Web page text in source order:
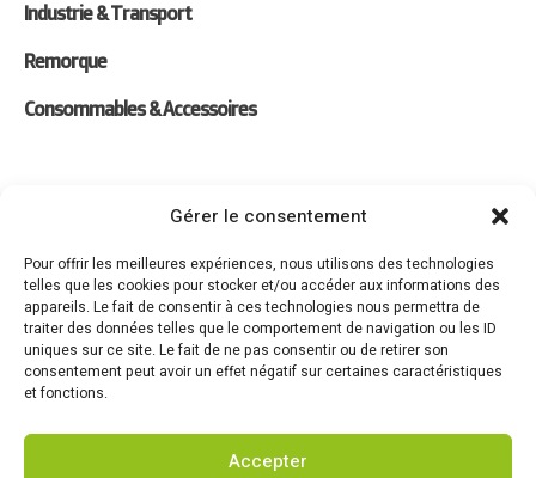
Gérer le consentement
Pour offrir les meilleures expériences, nous utilisons des technologies
telles que les cookies pour stocker et/ou accéder aux informations des
appareils. Le fait de consentir à ces technologies nous permettra de
traiter des données telles que le comportement de navigation ou les ID
uniques sur ce site. Le fait de ne pas consentir ou de retirer son
consentement peut avoir un effet négatif sur certaines caractéristiques
et fonctions.
Accepter
Industrie & Transport
Remorque
Consommables & Accessoires
Forfaits Entretien
Actualités
Recrutement
Contact